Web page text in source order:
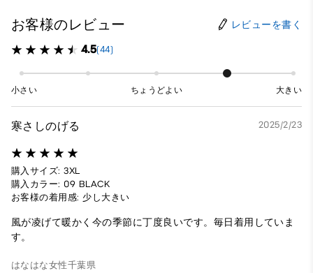
お客様のレビュー レビューを書く
4.5(44)
小さい ちょうどよい 大きい
寒さしのげる 2025/2/23
購入サイズ: 3XL
購入カラー: 09 BLACK
お客様の着用感: 少し大きい
風が凌げて暖かく今の季節に丁度良いです。毎日着用していま
す。
はなはな女性千葉県